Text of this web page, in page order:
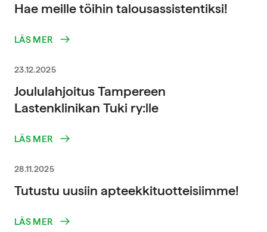
Hae meille töihin talousassistentiksi!
LÄS MER
23.12.2025
Joululahjoitus Tampereen
Lastenklinikan Tuki ry:lle
LÄS MER
28.11.2025
Tutustu uusiin apteekkituotteisiimme!
LÄS MER